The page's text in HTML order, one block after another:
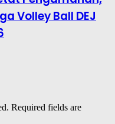
Volley Ball DEJ
Required fields are